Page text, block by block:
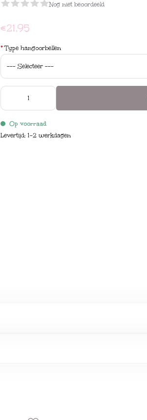
Nog niet beoordeeld
€21,95
*Type hangoorbellen
Op voorraad
Levertijd: 1-2 werkdagen